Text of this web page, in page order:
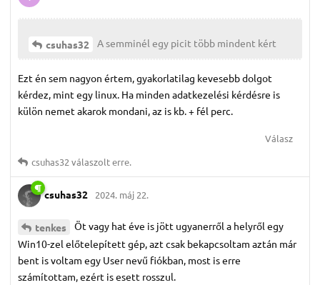
csuhas32 A semminél egy picit több mindent kért
Ezt én sem nagyon értem, gyakorlatilag kevesebb dolgot
kérdez, mint egy linux. Ha minden adatkezelési kérdésre is
külön nemet akarok mondani, az is kb. + fél perc.
Válasz
csuhas32 válaszolt erre.
csuhas32 2024. máj 22.
tenkes
Öt vagy hat éve is jött ugyanerről a helyről egy
Win10-zel előtelepített gép, azt csak bekapcsoltam aztán már
bent is voltam egy User nevű fiókban, most is erre
számítottam, ezért is esett rosszul.